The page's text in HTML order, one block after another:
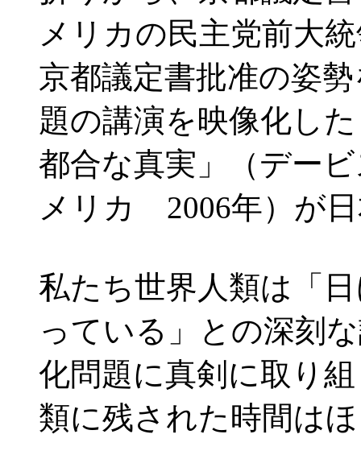
メリカの民主党前大
京都議定書批准の姿
題の講演を映像化し
都合な真実」（デー
メリカ 2006年）が
私たち世界人類は「
っている」との深刻
化問題に真剣に取り
類に残された時間は